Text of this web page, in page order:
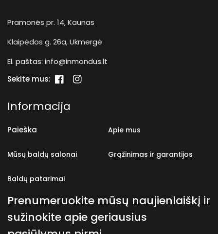
Pramonės pr. 14, Kaunas
Klaipėdos g. 26a, Ukmergė
El. paštas: info@inmondus.lt
Sekite mus:
„Facebook“„Instagram“
Informacija
Paieška Apie mus
Mūsų baldų salonai Grąžinimas ir garantijos
Baldų patarimai
Prenumeruokite mūsų naujienlaiškį ir
sužinokite apie geriausius